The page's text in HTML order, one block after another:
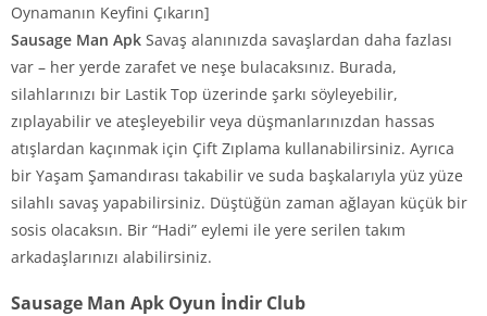
Oynamanın Keyfini Çıkarın]
Sausage Man Apk Savaş alanınızda savaşlardan daha fazlası
var – her yerde zarafet ve neşe bulacaksınız. Burada,
silahlarınızı bir Lastik Top üzerinde şarkı söyleyebilir,
zıplayabilir ve ateşleyebilir veya düşmanlarınızdan hassas
atışlardan kaçınmak için Çift Zıplama kullanabilirsiniz. Ayrıca
bir Yaşam Şamandırası takabilir ve suda başkalarıyla yüz yüze
silahlı savaş yapabilirsiniz. Düştüğün zaman ağlayan küçük bir
sosis olacaksın. Bir “Hadi” eylemi ile yere serilen takım
arkadaşlarınızı alabilirsiniz.
Sausage Man Apk Oyun İndir Club